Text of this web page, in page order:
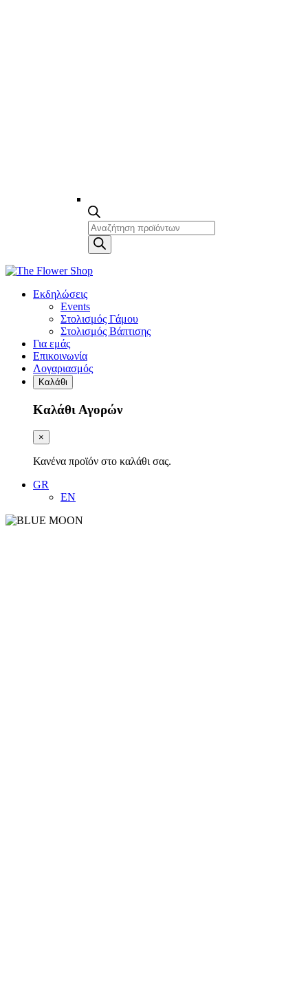
Products
search
Εκδηλώσεις
Events
Στολισμός Γάμου
Στολισμός Βάπτισης
Για εμάς
Επικοινωνία
Λογαριασμός
Καλάθι
Καλάθι Αγορών
×
Κανένα προϊόν στο καλάθι σας.
GR
EN